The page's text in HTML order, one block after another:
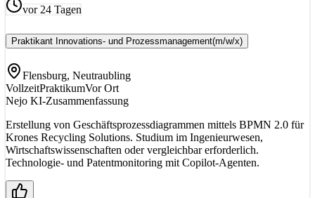
vor 24 Tagen
Praktikant Innovations- und Prozessmanagement(m/w/x)
Flensburg, Neutraubling
VollzeitPraktikumVor Ort
Nejo KI-Zusammenfassung
Erstellung von Geschäftsprozessdiagrammen mittels BPMN 2.0 für
Krones Recycling Solutions. Studium im Ingenieurwesen,
Wirtschaftswissenschaften oder vergleichbar erforderlich.
Technologie- und Patentmonitoring mit Copilot-Agenten.